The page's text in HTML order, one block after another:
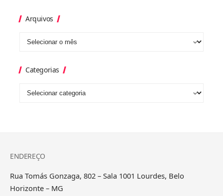
Arquivos
Categorias
ENDEREÇO
Rua Tomás Gonzaga, 802 – Sala 1001 Lourdes, Belo
Horizonte – MG